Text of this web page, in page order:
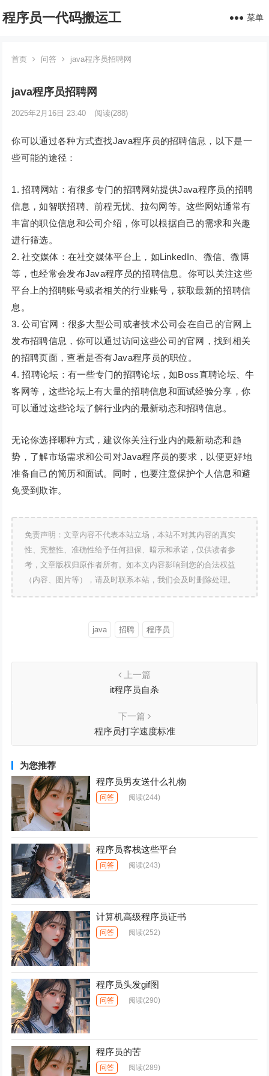
程序员一代码搬运工 菜单
首页 问答 java程序员招聘网
java程序员招聘网
2025年2月16日 23:40 阅读(288)
你可以通过各种方式查找Java程序员的招聘信息，以下是一
些可能的途径：
1. 招聘网站：有很多专门的招聘网站提供Java程序员的招聘
信息，如智联招聘、前程无忧、拉勾网等。这些网站通常有
丰富的职位信息和公司介绍，你可以根据自己的需求和兴趣
进行筛选。
2. 社交媒体：在社交媒体平台上，如LinkedIn、微信、微博
等，也经常会发布Java程序员的招聘信息。你可以关注这些
平台上的招聘账号或者相关的行业账号，获取最新的招聘信
息。
3. 公司官网：很多大型公司或者技术公司会在自己的官网上
发布招聘信息，你可以通过访问这些公司的官网，找到相关
的招聘页面，查看是否有Java程序员的职位。
4. 招聘论坛：有一些专门的招聘论坛，如Boss直聘论坛、牛
客网等，这些论坛上有大量的招聘信息和面试经验分享，你
可以通过这些论坛了解行业内的最新动态和招聘信息。
无论你选择哪种方式，建议你关注行业内的最新动态和趋
势，了解市场需求和公司对Java程序员的要求，以便更好地
准备自己的简历和面试。同时，也要注意保护个人信息和避
免受到欺诈。
免责声明：文章内容不代表本站立场，本站不对其内容的真实
性、完整性、准确性给予任何担保、暗示和承诺，仅供读者参
考，文章版权归原作者所有。如本文内容影响到您的合法权益
（内容、图片等），请及时联系本站，我们会及时删除处理。
java 招聘 程序员
上一篇
it程序员自杀
下一篇
程序员打字速度标准
为您推荐
程序员男友送什么礼物
问答 阅读(244)
程序员客栈这些平台
问答 阅读(243)
计算机高级程序员证书
问答 阅读(252)
程序员头发gif图
问答 阅读(290)
程序员的苦
问答 阅读(289)